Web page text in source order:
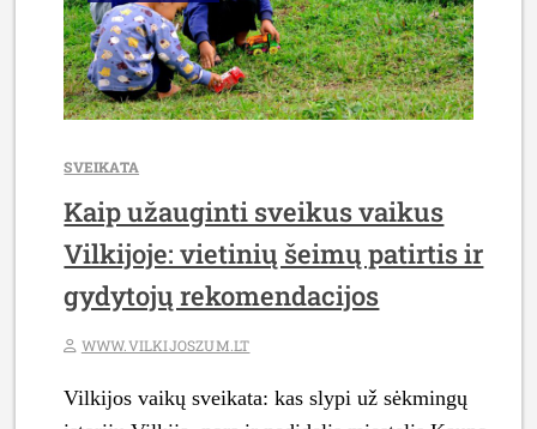
SVEIKATA
Kaip užauginti sveikus vaikus
Vilkijoje: vietinių šeimų patirtis ir
gydytojų rekomendacijos
WWW.VILKIJOSZUM.LT
Vilkijos vaikų sveikata: kas slypi už sėkmingų